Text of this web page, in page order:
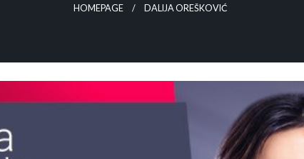
HOMEPAGE DALIJA OREŠKOVIĆ